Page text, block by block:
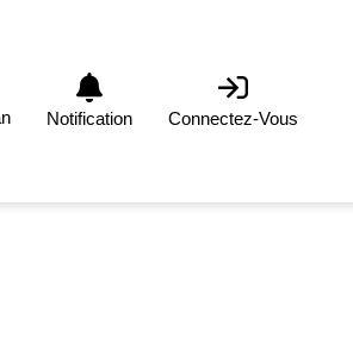
Notification Connectez-Vous